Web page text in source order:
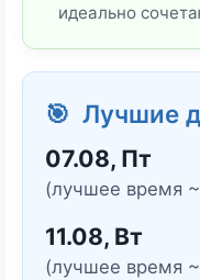
идеально
🎯 Лучшие
07.08, Пт
(лучшее время
11.08, Вт
(лучшее время